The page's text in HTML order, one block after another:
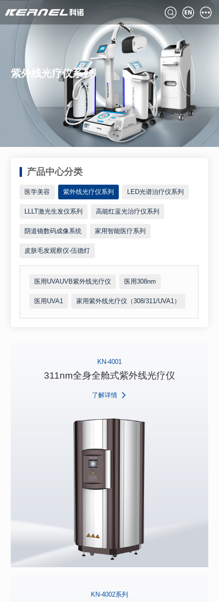
紫外线光疗仪系列
产品中心分类
医学美容 紫外线光疗仪系列 LED光谱治疗仪系列
LLLT激光生发仪系列 高能红蓝光治疗仪系列
阴道镜数码成像系统 家用智能医疗系列
皮肤毛发观察仪-伍德灯
医用UVAUVB紫外线光疗仪 医用308nm
医用UVA1 家用紫外线光疗仪（308/311/UVA1）
KN-4001
311nm全身全舱式紫外线光疗仪
了解详情
KN-4002系列